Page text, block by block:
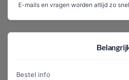
E-mails en vragen worden altijd zo
Bestel info